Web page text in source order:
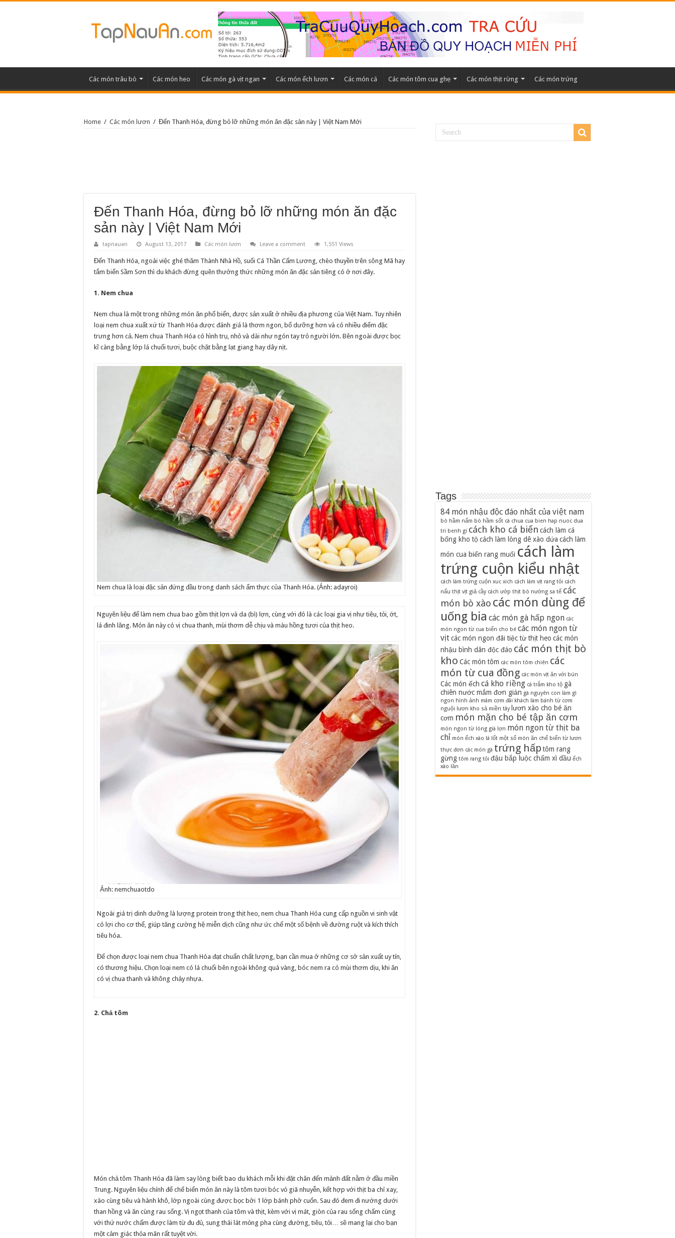
Các món trâu bò Các món heo Các món gà vịt ngan Các món ếch lươn Các món cá Các món tôm cua ghẹ Các món thịt rừng Các món trứng
Home / Các món lươn / Đến Thanh Hóa, đừng bỏ lỡ những món ăn đặc sản này | Việt Nam Mới
Đến Thanh Hóa, đừng bỏ lỡ những món ăn đặc
sản này | Việt Nam Mới
tapnauan August 13, 2017 Các món lươn Leave a comment 1,551 Views
Đến Thanh Hóa, ngoài việc ghé thăm Thành Nhà Hồ, suối Cá Thần Cẩm Lương, chèo thuyền trên sông Mã hay
tắm biển Sầm Sơn thì du khách đừng quên thưởng thức những món ăn đặc sản tiêng có ở nơi đây.
1. Nem chua
Nem chua là một trong những món ăn phổ biến, được sản xuất ở nhiều địa phương của Việt Nam. Tuy nhiên
loại nem chua xuất xứ từ Thanh Hóa được đánh giá là thơm ngon, bổ dưỡng hơn và có nhiều điểm đặc
trưng hơn cả. Nem chua Thanh Hóa có hình trụ, nhỏ và dài như ngón tay trỏ người lớn. Bên ngoài được bọc
kĩ càng bằng lớp lá chuối tươi, buộc chặt bằng lạt giang hay dây nịt.
Nem chua là loại đặc sản đứng đầu trong danh sách ẩm thực của Thanh Hóa. (Ảnh: adayroi)
Nguyên liệu để làm nem chua bao gồm thịt lợn và da (bì) lợn, cùng với đó là các loại gia vị như tiêu, tỏi, ớt,
lá đinh lăng. Món ăn này có vị chua thanh, mùi thơm dễ chịu và màu hồng tươi của thịt heo.
Ảnh: nemchuaotdo
Ngoài giá trị dinh dưỡng là lượng protein trong thịt heo, nem chua Thanh Hóa cung cấp nguồn vi sinh vật
có lợi cho cơ thể, giúp tăng cường hệ miễn dịch cũng như ức chế một số bệnh về đường ruột và kích thích
tiêu hóa.
Để chọn được loại nem chua Thanh Hóa đạt chuẩn chất lượng, bạn cần mua ở những cơ sở sản xuất uy tín,
có thương hiệu. Chọn loại nem có lá chuối bên ngoài không quá vàng, bóc nem ra có mùi thơm dịu, khi ăn
có vị chua thanh và không chảy nhựa.
2. Chả tôm
Món chả tôm Thanh Hóa đã làm say lòng biết bao du khách mỗi khi đặt chân đến mảnh đất nằm ở đầu miền
Trung. Nguyên liệu chính để chế biến món ăn này là tôm tươi bóc vỏ giã nhuyễn, kết hợp với thịt ba chỉ xay,
xào cùng tiêu và hành khô, lớp ngoài cùng được bọc bởi 1 lớp bánh phở cuốn. Sau đó đem đi nướng dưới
than hồng và ăn cùng rau sống. Vị ngọt thanh của tôm và thịt, kèm với vị mát, giòn của rau sống chấm cùng
với thứ nước chấm được làm từ đu đủ, sung thái lát mỏng pha cùng đường, tiêu, tỏi… sẽ mang lại cho bạn
một cảm giác thỏa mãn rất tuyệt vời.
Tags
84 món nhậu độc đáo nhất của việt nam
bò hầm nấm bò hầm sốt cà chua cua bien hap nuoc dua
tri benh gi cách kho cá biển cách làm cá
bống kho tộcách làm lòng dê xào dứa cách làm
món cua biển rang muối cách làm
trứng cuộn kiểu nhật
cách làm trứng cuộn xuc xich cách làm vịt rang tỏi cách
nấu thịt vịt giả cầy cách ướp thịt bò nướng sa tế các
món bò xào các món dùng để
uống bia các món gà hấp ngon các
món ngon từ cua biển cho bé các món ngon từ
vịtcác món ngon đãi tiệc từ thịt heo các món
nhậu bình dân độc đáo các món thịt bò
kho Các món tôm các món tôm chiên các
món từ cua đồng các món vịt ăn với bún
Các món ếch cá kho riềng cá trắm kho tộ gà
chiên nước mắm đơn giản gà nguyên con làm gì
ngon hình ảnh mâm cơm đãi khách làm bánh từ cơm
nguội lươn kho sả miền tây lươn xào cho bé ăn
cơm món mặn cho bé tập ăn cơm
món ngon từ lòng già lợn món ngon từ thịt ba
chỉ món ếch xào lá lốt một số món ăn chế biến từ lươn
thực đơn các món gà trứng hấp tôm rang
gừng tôm rang tỏi đậu bắp luộc chấm xì dầu ếch
xào lăn